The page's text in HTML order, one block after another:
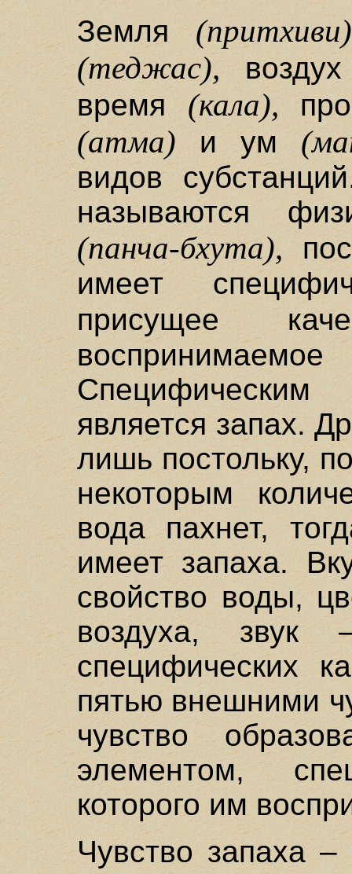
Земля
(теджас),
время (кала),
(атма) и ум
видов
называются
(панча-бхута),
имеет
присущее
является запах.
лишь постольку,
некоторым
вода пахнет,
имеет запаха.
свойство воды,
воздуха,
специфических
пятью внешними
чувство
элементом,
которого им
Чувство запаха